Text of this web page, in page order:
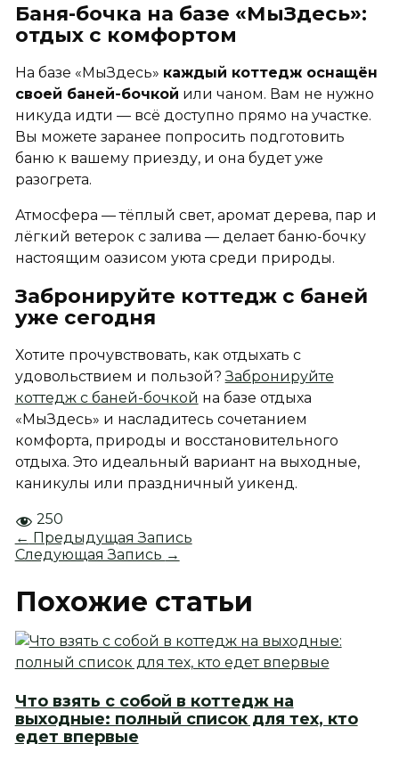
Баня-бочка на базе «МыЗдесь»:
отдых с комфортом
На базе «МыЗдесь» каждый коттедж оснащён
своей баней-бочкой или чаном. Вам не нужно
никуда идти — всё доступно прямо на участке.
Вы можете заранее попросить подготовить
баню к вашему приезду, и она будет уже
разогрета.
Атмосфера — тёплый свет, аромат дерева, пар и
лёгкий ветерок с залива — делает баню-бочку
настоящим оазисом уюта среди природы.
Забронируйте коттедж с баней
уже сегодня
Хотите прочувствовать, как отдыхать с
удовольствием и пользой?Забронируйте
коттедж с баней-бочкой на базе отдыха
«МыЗдесь» и насладитесь сочетанием
комфорта, природы и восстановительного
отдыха. Это идеальный вариант на выходные,
каникулы или праздничный уикенд.
250
← Предыдущая Запись
Следующая Запись →
Похожие статьи
Что взять с собой в коттедж на
выходные: полный список для тех, кто
едет впервые